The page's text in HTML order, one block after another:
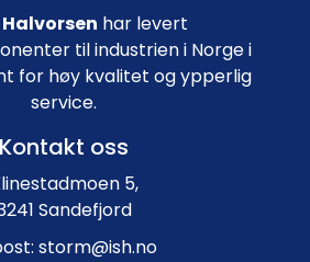
har levert
til industrien i Norge i
for høy kvalitet og ypperlig
service.
Kontakt oss
5,
Sandefjord
storm@ish.no